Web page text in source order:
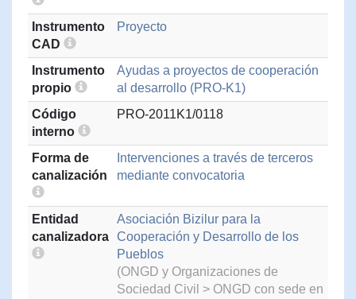
Instrumento
CAD
Proyecto
Instrumento
propio
Ayudas a proyectos de cooperación
al desarrollo (PRO-K1)
Código
interno
PRO-2011K1/0118
Forma de
canalización
Intervenciones a través de terceros
mediante convocatoria
Entidad
canalizadora
Asociación Bizilur para la
Cooperación y Desarrollo de los
Pueblos
(ONGD y Organizaciones de
Sociedad Civil > ONGD con sede en